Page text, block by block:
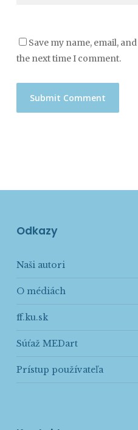
Save my name, email,
the next time I comment.
Odkazy
Naši autori
O médiách
ff.ku.sk
Súťaž MEDart
Prístup používateľa